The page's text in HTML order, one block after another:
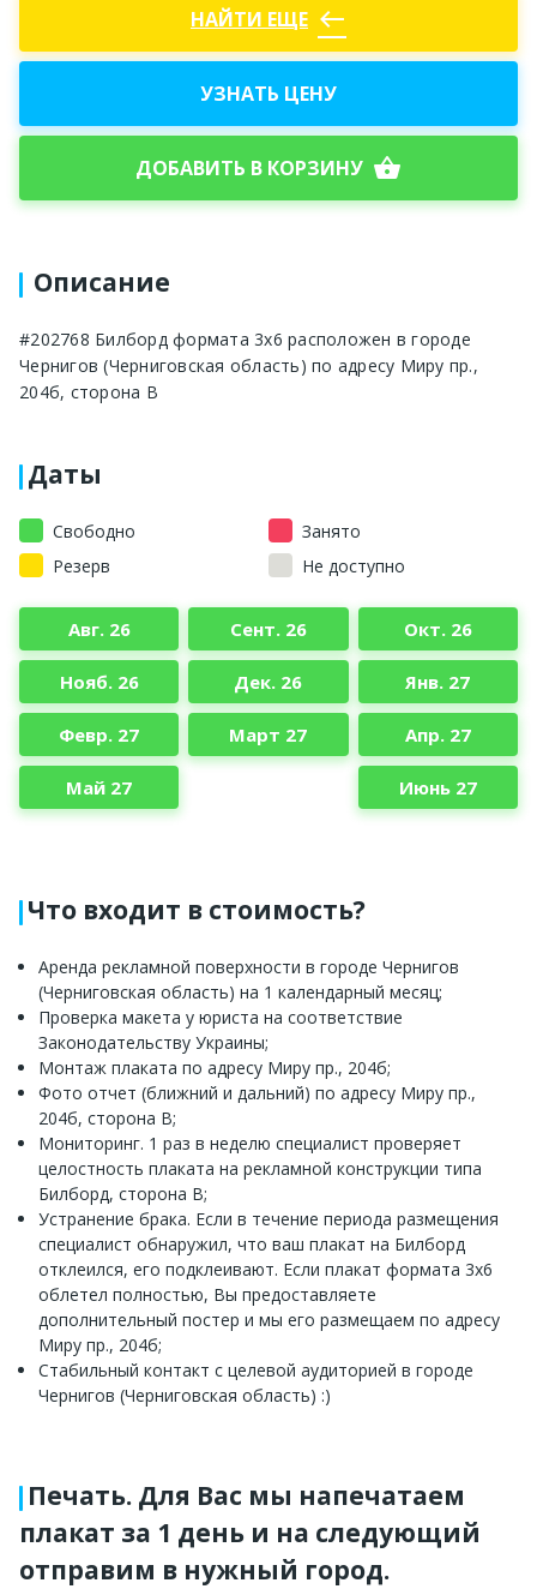
НАЙТИ ЕЩЕ west
УЗНАТЬ ЦЕНУ
ДОБАВИТЬ В КОРЗИНУ shopping_basket
Описание
#202768 Билборд формата 3x6 расположен в городе
Чернигов (Черниговская область) по адресу Миру пр.,
204б, сторона B
Даты
Свободно
Занято
Резерв
Не доступно
Авг. 26 Сент. 26 Окт. 26
Нояб. 26 Дек. 26 Янв. 27
Февр. 27 Март 27 Апр. 27
Май 27 Июнь 27
Что входит в стоимость?
Аренда рекламной поверхности в городе Чернигов
(Черниговская область) на 1 календарный месяц;
Проверка макета у юриста на соответствие
Законодательству Украины;
Монтаж плаката по адресу Миру пр., 204б;
Фото отчет (ближний и дальний) по адресу Миру пр.,
204б, сторона B;
Мониторинг. 1 раз в неделю специалист проверяет
целостность плаката на рекламной конструкции типа
Билборд, сторона B;
Устранение брака. Если в течение периода размещения
специалист обнаружил, что ваш плакат на Билборд
отклеился, его подклеивают. Если плакат формата 3x6
облетел полностью, Вы предоставляете
дополнительный постер и мы его размещаем по адресу
Миру пр., 204б;
Стабильный контакт с целевой аудиторией в городе
Чернигов (Черниговская область) :)
Печать. Для Вас мы напечатаем
плакат за 1 день и на следующий
отправим в нужный город.